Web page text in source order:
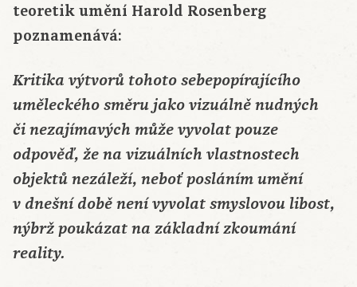
teoretik umění Harold Rosenberg
poznamenává:
Kritika výtvorů tohoto sebepopírajícího
uměleckého směru jako vizuálně nudných
či nezajímavých může vyvolat pouze
odpověď, že na vizuálních vlastnostech
objektů nezáleží, neboť posláním umění
v dnešní době není vyvolat smyslovou libost,
nýbrž poukázat na základní zkoumání
reality.